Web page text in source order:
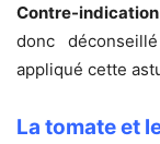
Contre-
donc
appliqué cette
La tomate et